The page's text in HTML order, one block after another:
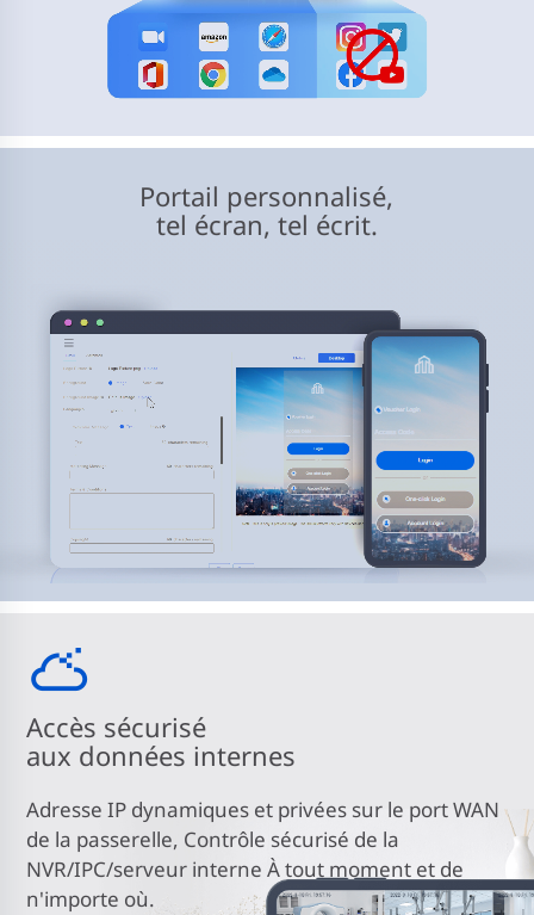
Portail personnalisé,
tel écran, tel écrit.
Accès sécurisé
aux données internes
Adresse IP dynamiques et privées sur le port WAN
de la passerelle, Contrôle sécurisé de la
NVR/IPC/serveur interne À tout moment et de
n'importe où.